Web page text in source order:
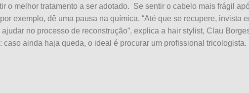
o melhor tratamento a ser adotado. Se sentir o cabelo mais frágil
exemplo, dê uma pausa na química. “Até que se recupere, invista
no processo de reconstrução”, explica a hair stylist, Clau
caso ainda haja queda, o ideal é procurar um profissional tricologista.